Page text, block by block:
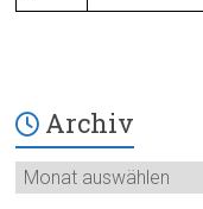
Archiv
Archiv